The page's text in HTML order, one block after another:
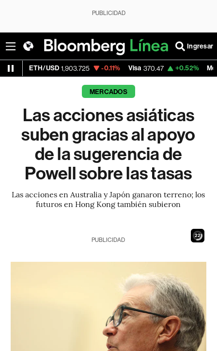
PUBLICIDAD
Ingresar
1,903.725 -0.11% Visa 370.47 +0.52% MercadoLibre
MERCADOS
Las acciones asiáticas
suben gracias al apoyo
de la sugerencia de
Powell sobre las tasas
Las acciones en Australia y Japón ganaron terreno; los
futuros en Hong Kong también subieron
21
PUBLICIDAD